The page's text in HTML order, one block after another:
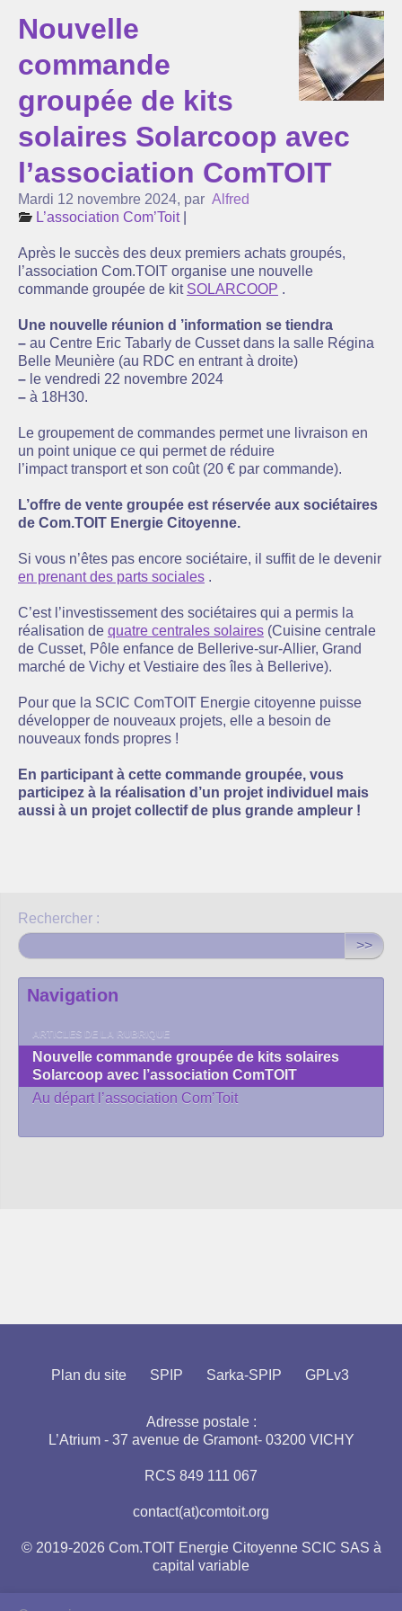
L’association Com’Toit
Nos partenaires
Agenda
Actualité
Réflexions sur l’énergie ...
Suivi de la production de nos centrales solaires
Nouvelle
commande
groupée de kits
solaires Solarcoop avec
l’association ComTOIT
Mardi 12 novembre 2024, par Alfred
L’association Com’Toit|
Après le succès des deux premiers achats groupés,
l’association Com.TOIT organise une nouvelle
commande groupée de kit SOLARCOOP .
Une nouvelle réunion d ’information se tiendra
– au Centre Eric Tabarly de Cusset dans la salle Régina
Belle Meunière (au RDC en entrant à droite)
– le vendredi 22 novembre 2024
– à 18H30.
Le groupement de commandes permet une livraison en
un point unique ce qui permet de réduire
l’impact transport et son coût (20 € par commande).
L’offre de vente groupée est réservée aux sociétaires
de Com.TOIT Energie Citoyenne.
Si vous n’êtes pas encore sociétaire, il suffit de le devenir
en prenant des parts sociales .
C’est l’investissement des sociétaires qui a permis la
réalisation de quatre centrales solaires (Cuisine centrale
de Cusset, Pôle enfance de Bellerive-sur-Allier, Grand
marché de Vichy et Vestiaire des îles à Bellerive).
Pour que la SCIC ComTOIT Energie citoyenne puisse
développer de nouveaux projets, elle a besoin de
nouveaux fonds propres !
En participant à cette commande groupée, vous
participez à la réalisation d’un projet individuel mais
aussi à un projet collectif de plus grande ampleur !
Rechercher :
>>
Navigation
ARTICLES DE LA RUBRIQUE
Nouvelle commande groupée de kits solaires
Solarcoop avec l’association ComTOIT
Au départ l’association Com’Toit
Plan du site SPIP Sarka-SPIP GPLv3
Adresse postale :
L’Atrium - 37 avenue de Gramont- 03200 VICHY
RCS 849 111 067
contact(at)comtoit.org
© 2019-2026 Com.TOIT Energie Citoyenne SCIC SAS à
capital variable